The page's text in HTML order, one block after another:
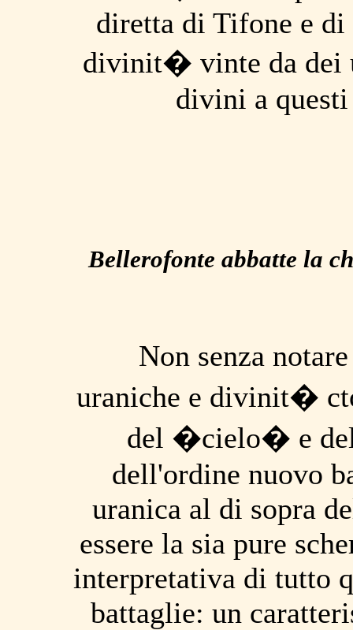
diretta di Tifone e di
divinit� vinte da dei
divini a
Bellerofonte abbatte la
Non senza
uraniche e divinit�
del �cielo� e
dell'ordine nuovo
uranica al di sopra
essere la sia pure
interpretativa di tutto
battaglie: un